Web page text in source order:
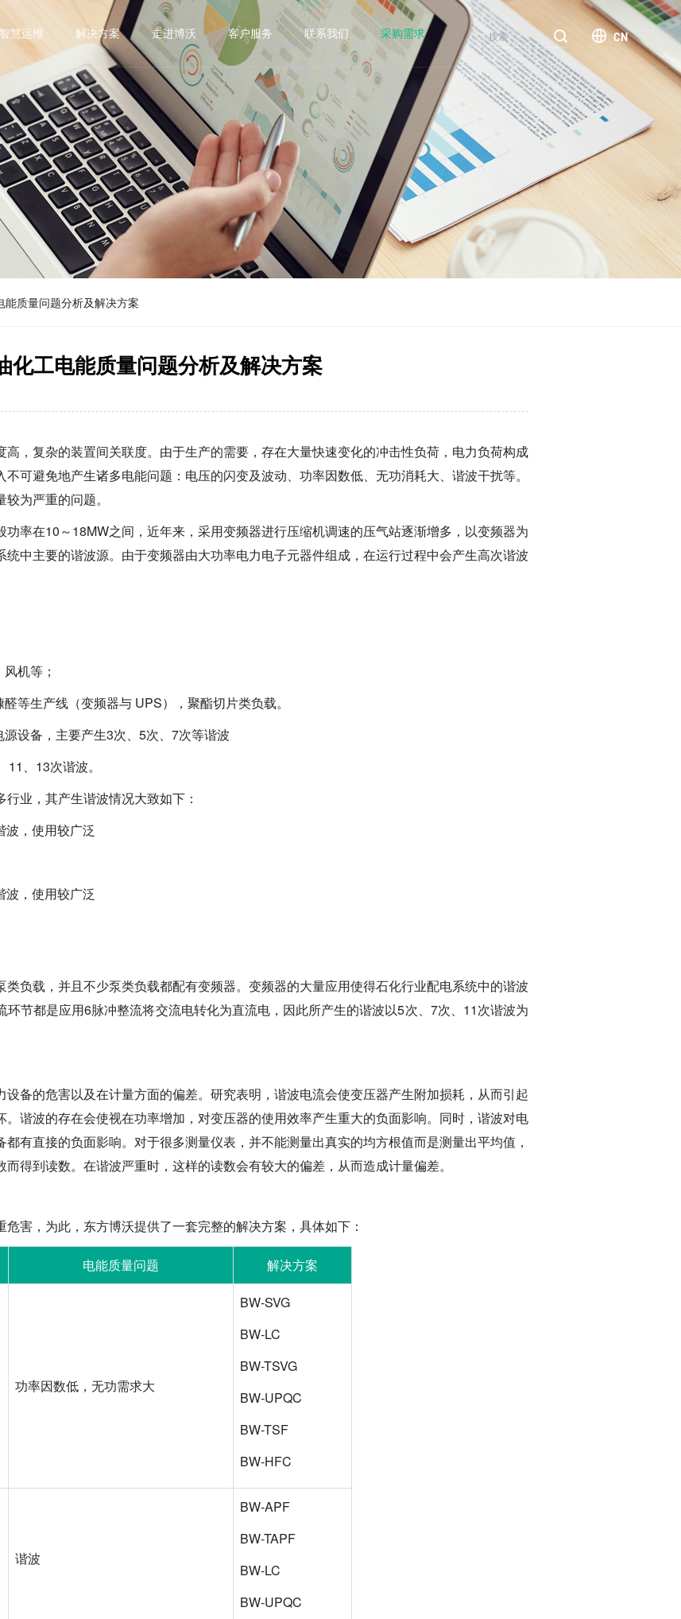
智慧运维 解决方案 走进博沃 客户服务 联系我们 采购需求 CN
数据中心 光伏 汽车
石油化工 市政 电网
制造 轨道交通 煤炭
系统组件
变频器配套无源器件
BEM系列智能电力采集监控终端
LC补偿单元 DF-DTC DF-DTL
监控终端
电容器投切装置
荣誉资质 新闻中心
下载中心 调试服务 常见问题
能质量问题分析及解决方案
化工电能质量问题分析及解决方案
，复杂的装置间关联度。由于生产的需要，存在大量快速变化的冲击性负荷，电力负荷构成
可避免地产生诸多电能问题：电压的闪变及波动、功率因数低、无功消耗大、谐波干扰等。
为严重的问题。
率在10～18MW之间，近年来，采用变频器进行压缩机调速的压气站逐渐增多，以变频器为
中主要的谐波源。由于变频器由大功率电力电子元器件组成，在运行过程中会产生高次谐波
机等；
等生产线（变频器与 UPS），聚酯切片类负载。
设备，主要产生3次、5次、7次等谐波
、13次谐波。
业，其产生谐波情况大致如下：
，使用较广泛
，使用较广泛
负载，并且不少泵类负载都配有变频器。变频器的大量应用使得石化行业配电系统中的谐波
节都是应用6脉冲整流将交流电转化为直流电，因此所产生的谐波以5次、7次、11次谐波为
备的危害以及在计量方面的偏差。研究表明，谐波电流会使变压器产生附加损耗，从而引起
谐波的存在会使视在功率增加，对变压器的使用效率产生重大的负面影响。同时，谐波对电
有直接的负面影响。对于很多测量仪表，并不能测量出真实的均方根值而是测量出平均值，
得到读数。在谐波严重时，这样的读数会有较大的偏差，从而造成计量偏差。
害，为此，东方博沃提供了一套完整的解决方案，具体如下：
电能质量问题 解决方案
功率因数低，无功需求大
BW-SVG
BW-LC
BW-TSVG
BW-UPQC
BW-TSF
BW-HFC
谐波
BW-APF
BW-TAPF
BW-LC
BW-UPQC